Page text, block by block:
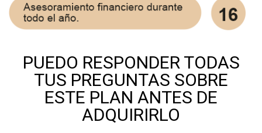
PUEDO RESPONDER TODAS
TUS PREGUNTAS SOBRE
ESTE PLAN ANTES DE
ADQUIRIRLO